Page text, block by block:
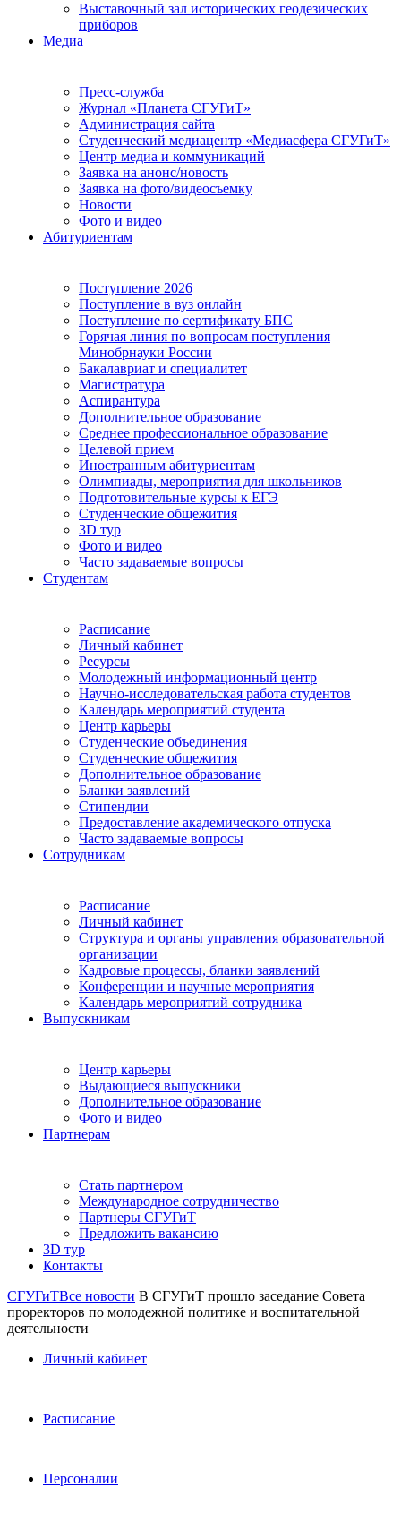
Выставочный зал исторических геодезических
приборов
Медиа
Пресс-служба
Журнал «Планета СГУГиТ»
Администрация сайта
Студенческий медиацентр «Медиасфера СГУГиТ»
Центр медиа и коммуникаций
Заявка на анонс/новость
Заявка на фото/видеосъемку
Новости
Фото и видео
Абитуриентам
Поступление 2026
Поступление в вуз онлайн
Поступление по сертификату БПС
Горячая линия по вопросам поступления
Минобрнауки России
Бакалавриат и специалитет
Магистратура
Аспирантура
Дополнительное образование
Среднее профессиональное образование
Целевой прием
Иностранным абитуриентам
Олимпиады, мероприятия для школьников
Подготовительные курсы к ЕГЭ
Студенческие общежития
3D тур
Фото и видео
Часто задаваемые вопросы
Студентам
Расписание
Личный кабинет
Ресурсы
Молодежный информационный центр
Научно-исследовательская работа студентов
Календарь мероприятий студента
Центр карьеры
Студенческие объединения
Студенческие общежития
Дополнительное образование
Бланки заявлений
Стипендии
Предоставление академического отпуска
Часто задаваемые вопросы
Сотрудникам
Расписание
Личный кабинет
Структура и органы управления образовательной
организации
Кадровые процессы, бланки заявлений
Конференции и научные мероприятия
Календарь мероприятий сотрудника
Выпускникам
Центр карьеры
Выдающиеся выпускники
Дополнительное образование
Фото и видео
Партнерам
Стать партнером
Международное сотрудничество
Партнеры СГУГиТ
Предложить вакансию
3D тур
Контакты
СГУГиТВсе новости В СГУГиТ прошло заседание Совета
проректоров по молодежной политике и воспитательной
деятельности
Личный кабинет
Расписание
Персоналии